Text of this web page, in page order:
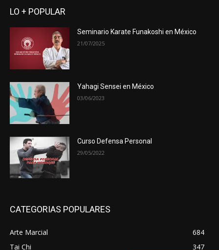
LO + POPULAR
Seminario Karate Funakoshi en México
21/07/2025
Yahagi Sensei en México
03/06/2023
Curso Defensa Personal
29/05/2022
CATEGORIAS POPULARES
Arte Marcial
684
Tai Chi
347